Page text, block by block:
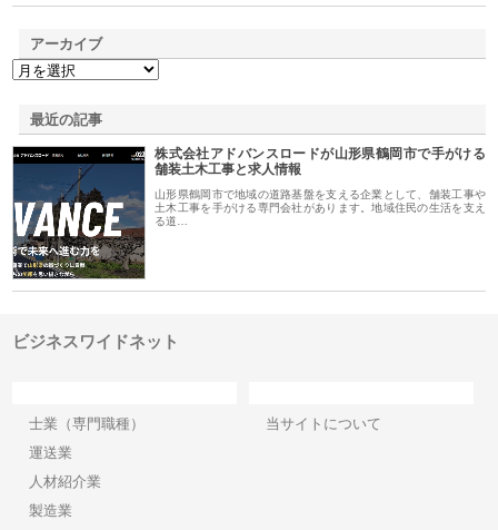
アーカイブ
最近の記事
株式会社アドバンスロードが山形県鶴岡市で手がける
舗装土木工事と求人情報
山形県鶴岡市で地域の道路基盤を支える企業として、舗装工事や
土木工事を手がける専門会社があります。地域住民の生活を支え
る道…
ビジネスワイドネット
士業（専門職種）
運送業
人材紹介業
製造業
当サイトについて